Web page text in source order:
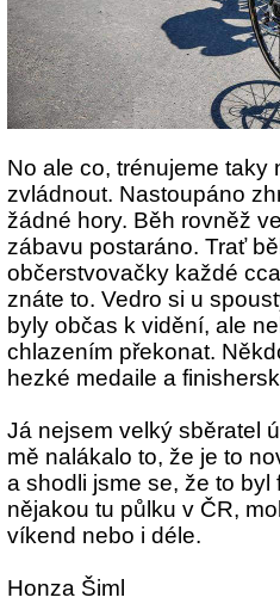
No ale co, trénujeme taky
zvládnout. Nastoupáno
žádné hory. Běh rovněž
zábavu postaráno. Trať
občerstvovačky každé
znáte to. Vedro si u
byly občas k vidění, ale
chlazením překonat.
hezké medaile a
Já nejsem velký sběratel
mě nalákalo to, že je to
a shodli jsme se, že to
nějakou tu půlku v ČR,
víkend nebo i déle.
Honza Šiml